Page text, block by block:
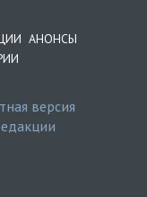
АНОНСЫ
версия